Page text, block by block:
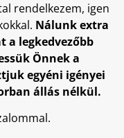
rendelkezem, igen
Nálunk extra
a legkedvezőbb
Önnek a
egyéni igényei
állás nélkül.